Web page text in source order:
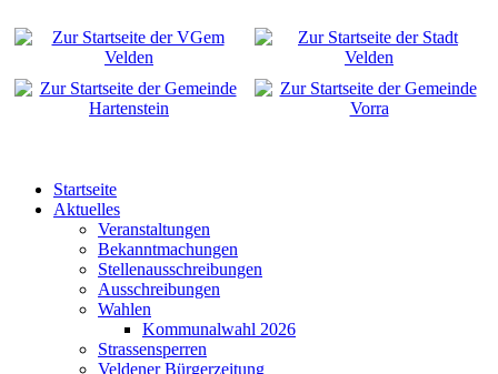
Startseite
Aktuelles
Veranstaltungen
Bekanntmachungen
Stellenausschreibungen
Ausschreibungen
Wahlen
Kommunalwahl 2026
Strassensperren
Veldener Bürgerzeitung